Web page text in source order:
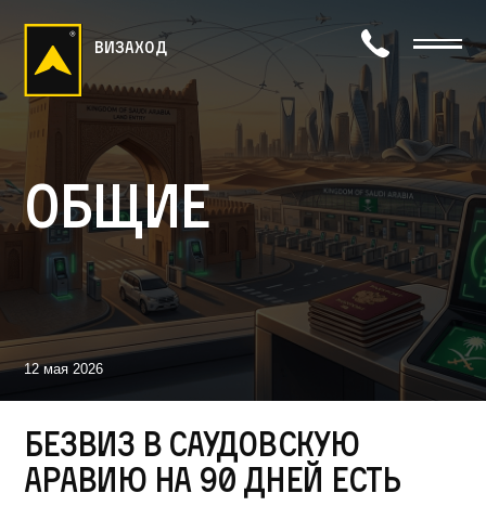
визаход
Общие
12 мая 2026
Безвиз в Саудовскую
Аравию на 90 дней есть